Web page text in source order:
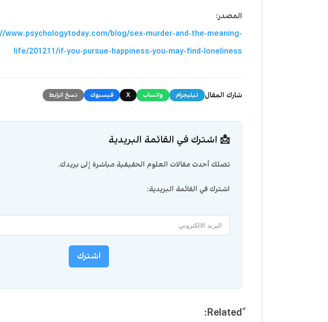
المصدر:
www.psychologytoday.com/blog/sex-murder-and-the-meaning-
life/201211/if-you-pursue-happiness-you-may-find-loneliness
شارك المقال تيليجرام واتساب X فيسبوك نسخ الرابط
📩 اشترك في القائمة البريدية
تصلك أحدث مقالات العلوم الحقيقية مباشرة إلى بريدك.
اشترك في القائمة البريدية:
اشترك